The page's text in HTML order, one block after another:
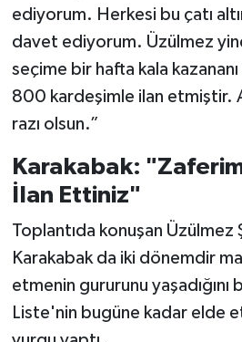
ediyorum. Herkesi bu çatı
davet ediyorum. Üzülmez
seçime bir hafta kala
800 kardeşimle ilan etmiştir.
razı olsun.”
Karakabak:
İlan Ettiniz"
Toplantıda konuşan Üzülmez
Karakabak da iki dönemdir
etmenin gururunu
Liste'nin bugüne kadar elde